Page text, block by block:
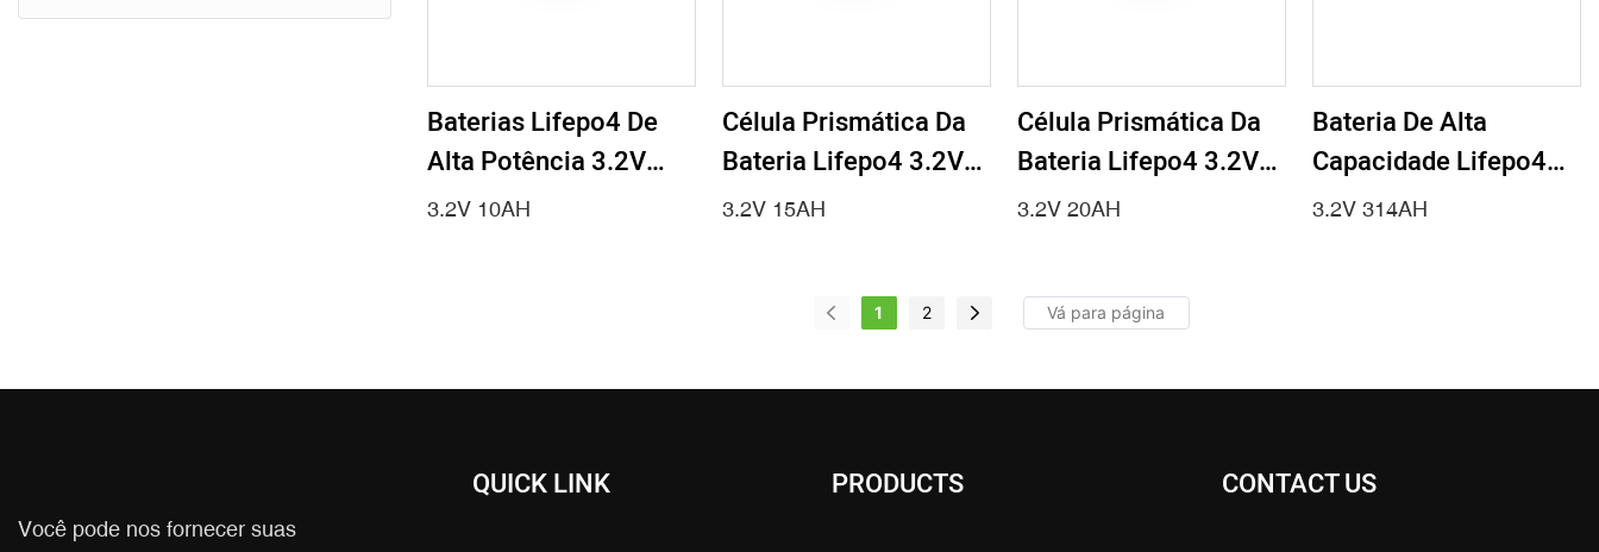
Baterias Lifepo4 De
Alta Potência 3.2V
10AH Das Baterias De
3.2V 10AH
Célula Prismática Da
Bateria Lifepo4 3.2V
15AH
3.2V 15AH
Célula Prismática Da
Bateria Lifepo4 3.2V
20AH
3.2V 20AH
Bateria De Alta
Capacidade Lifepo4
De Célula Prismática
3.2V 314AH
1 2
Você pode nos fornecer suas
QUICK LINK PRODUCTS CONTACT US